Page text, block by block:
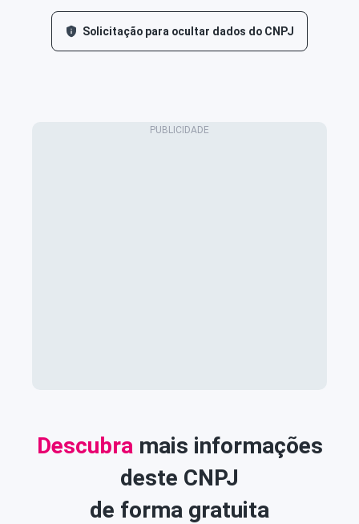
Solicitação para ocultar dados do CNPJ
Descubra mais informações
deste CNPJ
de forma gratuita